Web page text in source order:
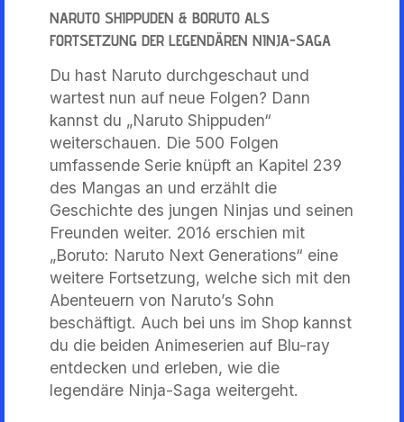
NARUTO SHIPPUDEN & BORUTO ALS
FORTSETZUNG DER LEGENDÄREN NINJA-SAGA
Du hast Naruto durchgeschaut und
wartest nun auf neue Folgen? Dann
kannst du „Naruto Shippuden“
weiterschauen. Die 500 Folgen
umfassende Serie knüpft an Kapitel 239
des Mangas an und erzählt die
Geschichte des jungen Ninjas und seinen
Freunden weiter. 2016 erschien mit
„Boruto: Naruto Next Generations“ eine
weitere Fortsetzung, welche sich mit den
Abenteuern von Naruto’s Sohn
beschäftigt. Auch bei uns im Shop kannst
du die beiden Animeserien auf Blu-ray
entdecken und erleben, wie die
legendäre Ninja-Saga weitergeht.